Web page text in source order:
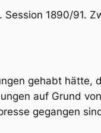
1890/91.
gehabt hätte,
auf Grund
gegangen